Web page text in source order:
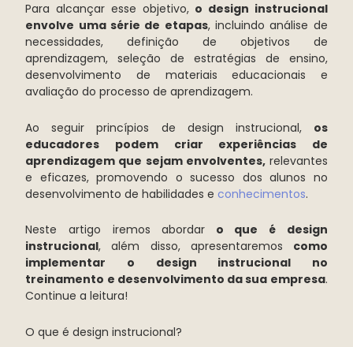
Para alcançar esse objetivo, o design instrucional
envolve uma série de etapas, incluindo análise de
necessidades, definição de objetivos de
aprendizagem, seleção de estratégias de ensino,
desenvolvimento de materiais educacionais e
avaliação do processo de aprendizagem.
Ao seguir princípios de design instrucional, os
educadores podem criar experiências de
aprendizagem que sejam envolventes,relevantes
e eficazes, promovendo o sucesso dos alunos no
desenvolvimento de habilidades econhecimentos.
Neste artigo iremos abordar o que é design
instrucional, além disso, apresentaremos como
implementar o design instrucional no
treinamento e desenvolvimento da sua empresa.
Continue a leitura!
O que é design instrucional?